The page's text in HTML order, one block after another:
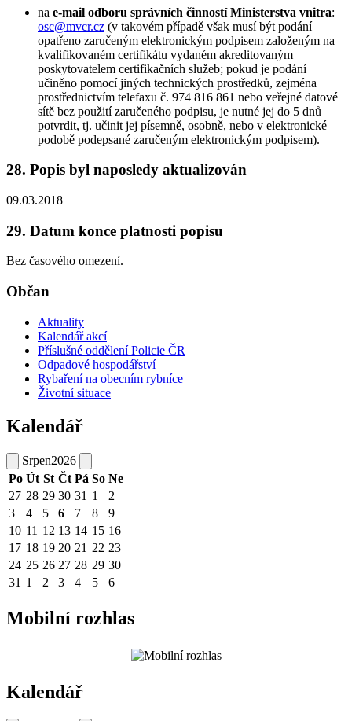
na e-mail odboru správních činností Ministerstva vnitra:
osc@mvcr.cz (v takovém případě však musí být podání
opatřeno zaručeným elektronickým podpisem založeným na
kvalifikovaném certifikátu vydaném akreditovaným
poskytovatelem certifikačních služeb; pokud je podání
učiněno pomocí jiných technických prostředků, zejména
prostřednictvím telefaxu č. 974 816 861 nebo veřejné datové
sítě bez použití zaručeného podpisu, je nutné jej do 5 dnů
potvrdit, tj. učinit jej písemně, osobně, nebo v elektronické
podobě podepsané zaručeným elektronickým podpisem).
28. Popis byl naposledy aktualizován
09.03.2018
29. Datum konce platnosti popisu
Bez časového omezení.
Občan
Aktuality
Kalendář akcí
Příslušné oddělení Policie ČR
Odpadové hospodářství
Rybaření na obecním rybníce
Životní situace
Kalendář
Srpen2026
Po Út St Čt Pá So Ne
27 28 29 30 31 1
2
3
4 5 6 7 8
9
10 11 12 13 14 15 16
17 18 19 20 21 22 23
24 25 26 27 28 29 30
31 1 2 3 4 5 6
Mobilní rozhlas
Kalendář